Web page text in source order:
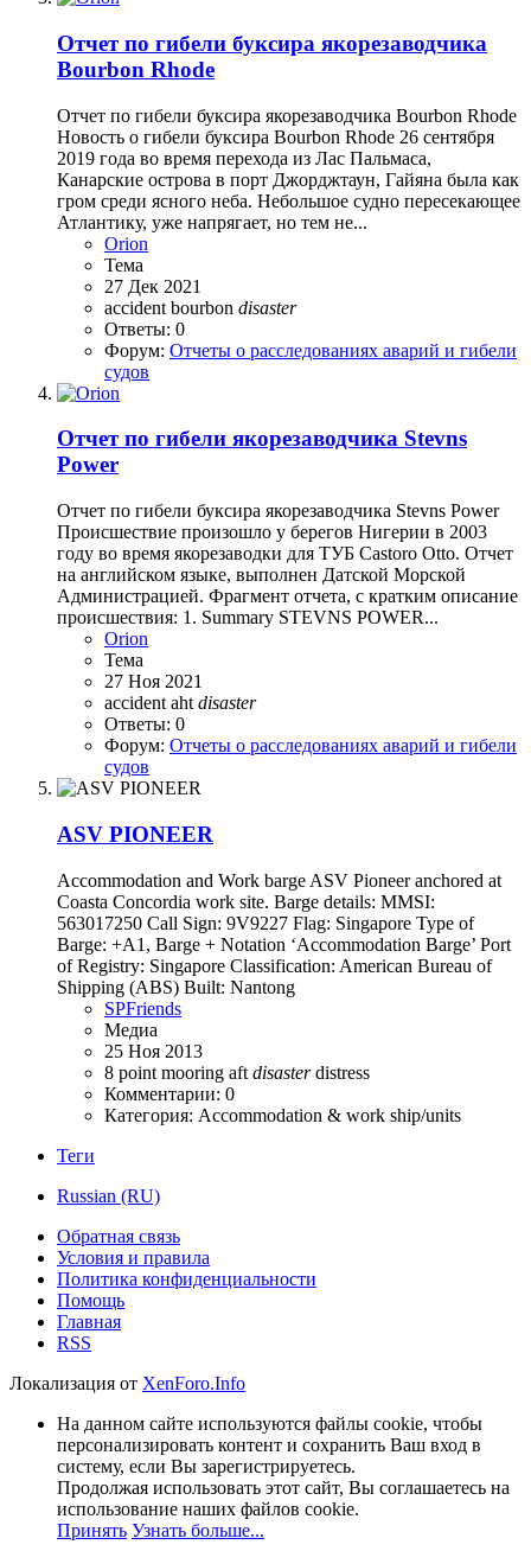
Отчет по гибели буксира якорезаводчика
Bourbon Rhode
Отчет по гибели буксира якорезаводчика Bourbon Rhode
Новость о гибели буксира Bourbon Rhode 26 сентября
2019 года во время перехода из Лас Пальмаса,
Канарские острова в порт Джорджтаун, Гайяна была как
гром среди ясного неба. Небольшое судно пересекающее
Атлантику, уже напрягает, но тем не...
Orion
Тема
27 Дек 2021
accident bourbon disaster
Ответы: 0
Форум: Отчеты о расследованиях аварий и гибели
судов
Отчет по гибели якорезаводчика Stevns
Power
Отчет по гибели буксира якорезаводчика Stevns Power
Происшествие произошло у берегов Нигерии в 2003
году во время якорезаводки для ТУБ Castoro Otto. Отчет
на английском языке, выполнен Датской Морской
Администрацией. Фрагмент отчета, с кратким описание
происшествия: 1. Summary STEVNS POWER...
Orion
Тема
27 Ноя 2021
accident aht disaster
Ответы: 0
Форум: Отчеты о расследованиях аварий и гибели
судов
ASV PIONEER
Accommodation and Work barge ASV Pioneer anchored at
Coasta Concordia work site. Barge details: MMSI:
563017250 Call Sign: 9V9227 Flag: Singapore Type of
Barge: +A1, Barge + Notation ‘Accommodation Barge’ Port
of Registry: Singapore Classification: American Bureau of
Shipping (ABS) Built: Nantong
SPFriends
Медиа
25 Ноя 2013
8 point mooring aft disaster distress
Комментарии: 0
Категория: Accommodation & work ship/units
Теги
Russian (RU)
Обратная связь
Условия и правила
Политика конфиденциальности
Помощь
Главная
RSS
Локализация от XenForo.Info
На данном сайте используются файлы cookie, чтобы
персонализировать контент и сохранить Ваш вход в
систему, если Вы зарегистрируетесь.
Продолжая использовать этот сайт, Вы соглашаетесь на
использование наших файлов cookie.
Принять Узнать больше...